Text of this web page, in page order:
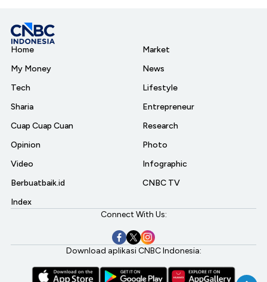
Home
My Money
Tech
Sharia
Cuap Cuap Cuan
Opinion
Video
Berbuatbaik.id
Index
Market
News
Lifestyle
Entrepreneur
Research
Photo
Infographic
CNBC TV
Connect With Us:
Download aplikasi CNBC Indonesia: